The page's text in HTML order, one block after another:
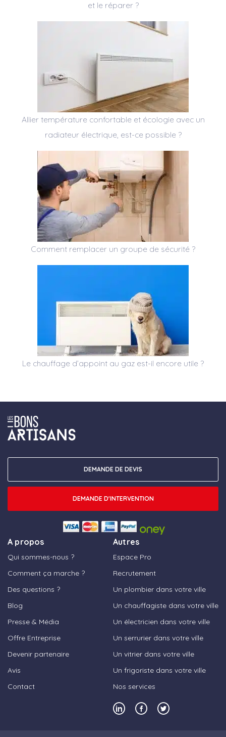
et le réparer ?
Allier température confortable et écologie avec un
radiateur électrique, est-ce possible ?
Comment remplacer un groupe de sécurité ?
Le chauffage d’appoint au gaz est-il encore utile ?
A propos
Qui sommes-nous ?
Comment ça marche ?
Des questions ?
Blog
Presse & Média
Offre Entreprise
Devenir partenaire
Avis
Contact
Autres
Espace Pro
Recrutement
Un plombier dans votre ville
Un chauffagiste dans votre ville
Un électricien dans votre ville
Un serrurier dans votre ville
Un vitrier dans votre ville
Un frigoriste dans votre ville
Nos services
DEMANDE DE DEVIS
DEMANDE D'INTERVENTION